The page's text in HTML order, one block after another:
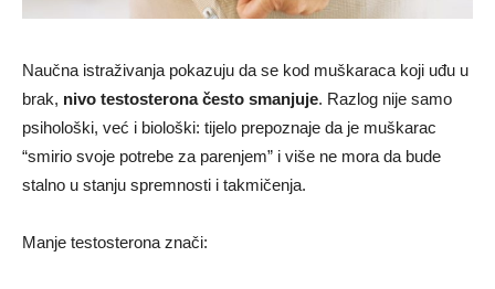
Naučna istraživanja pokazuju da se kod muškaraca koji uđu u
brak, nivo testosterona često smanjuje. Razlog nije samo
psihološki, već i biološki: tijelo prepoznaje da je muškarac
“smirio svoje potrebe za parenjem” i više ne mora da bude
stalno u stanju spremnosti i takmičenja.
Manje testosterona znači: